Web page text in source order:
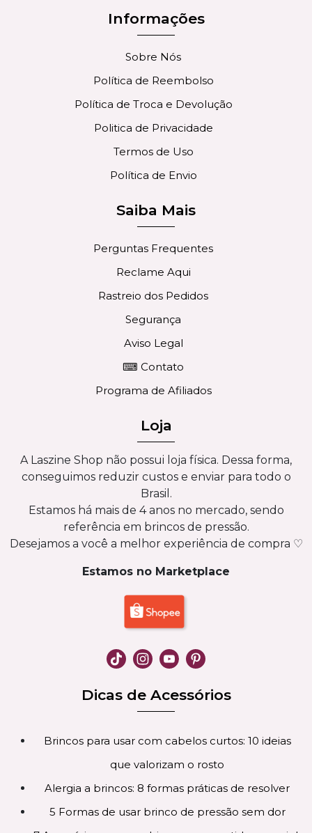
Informações
Sobre Nós
Política de Reembolso
Política de Troca e Devolução
Politica de Privacidade
Termos de Uso
Política de Envio
Saiba Mais
Perguntas Frequentes
Reclame Aqui
Rastreio dos Pedidos
Segurança
Aviso Legal
⌨ Contato
Programa de Afiliados
Loja
A Laszine Shop não possui loja física. Dessa forma,
conseguimos reduzir custos e enviar para todo o
Brasil.
Estamos há mais de 4 anos no mercado, sendo
referência em brincos de pressão.
Desejamos a você a melhor experiência de compra ♡
Estamos no Marketplace
Dicas de Acessórios
Brincos para usar com cabelos curtos: 10 ideias
que valorizam o rosto
Alergia a brincos: 8 formas práticas de resolver
5 Formas de usar brinco de pressão sem dor